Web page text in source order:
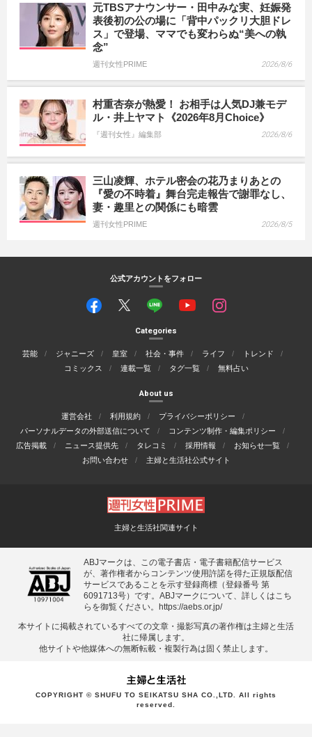
元TBSアナウンサー・田中みな実、妊娠発
表後初の公の場に「背中パックリ大胆ドレ
ス」で登場、ママでも変わらぬ“美への執
念”
週刊女性PRIME 2026/8/6
村重杏奈が熱愛！ お相手は人気DJ兼モデ
ル・井上ヤマト《2026年8月Choice》
『週刊女性』編集部 2026/8/6
三山凌輝、ホテル密会の花乃まりあとの
『愛の不時着』舞台完走報告で謝罪なし、
妻・趣里との関係にも暗雲
週刊女性PRIME 2026/8/5
公式アカウントをフォロー
Categories
芸能 ジャニーズ 皇室 社会・事件 ライフ
トレンド
コミックス
連載一覧 タグ一覧 無料占い
About us
運営会社 利用規約
プライバシーポリシー
パーソナルデータの外部送信について
コンテンツ制作・編集ポリシー
広告掲載
ニュース提供先 タレコミ 採用情報
お知らせ一覧
お問い合わせ
主婦と生活社公式サイト
主婦と生活社関連サイト
ABJマークは、この電子書店・電子書籍配信サービス
が、著作権者からコンテンツ使用許諾を得た正規版配信
サービスであることを示す登録商標（登録番号 第
6091713号）です。ABJマークについて、詳しくはこち
らを御覧ください。 https://aebs.or.jp/
本サイトに掲載されているすべての⽂章・撮影写真の著作権は主婦と⽣活
社に帰属します。
他サイトや他媒体への無断転載・複製⾏為は固く禁⽌します。
COPYRIGHT © SHUFU TO SEIKATSU SHA CO.,LTD. All rights
reserved.